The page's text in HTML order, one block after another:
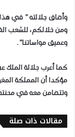
وأضاف جلالته ” في
ومن خلالكم، للشعب
وعميق مواساتنا”.
كما أعرب جلالة الملك
مؤكدا أن المملكة
وتتضامن معه في
مقالات ذات صلة